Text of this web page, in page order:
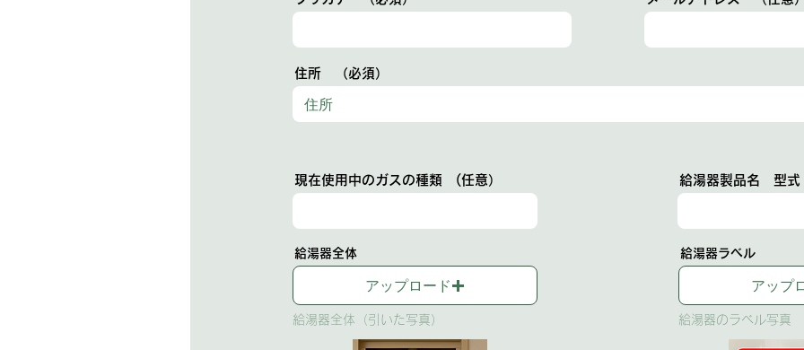
住所 （必須）
現在使用中のガスの種類 (任意）
給湯器全体
アップロード
給湯器全体（引いた写真）
給湯器製品名 型
給湯器ラベル
アップ
給湯器のラベル写真